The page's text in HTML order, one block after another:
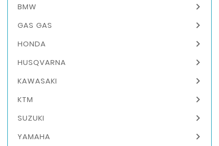
BMW 
GAS GAS 
HONDA 
HUSQVARNA 
KAWASAKI 
KTM 
SUZUKI 
YAMAHA 